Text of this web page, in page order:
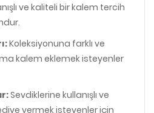
ve kaliteli bir kalem tercih
Koleksiyonuna farklı ve
kalem eklemek isteyenler
Sevdiklerine kullanışlı ve
vermek isteyenler için